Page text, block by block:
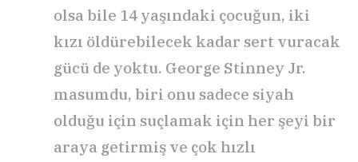
olsa bile 14 yaşındaki çocuğun, iki
kızı öldürebilecek kadar sert vuracak
gücü de yoktu. George Stinney Jr.
masumdu, biri onu sadece siyah
olduğu için suçlamak için her şeyi bir
araya getirmiş ve çok hızlı